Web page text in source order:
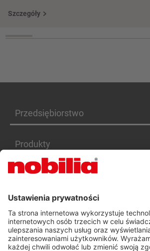
Szczegóły
Przedsiębiorstwo
Produkty
Serwis
Kariera
DEKLARACJA DOSTĘPNOŚCI